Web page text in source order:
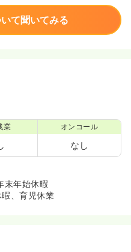
て聞いてみる
業 オンコール
なし
末年始休暇
、育児休業